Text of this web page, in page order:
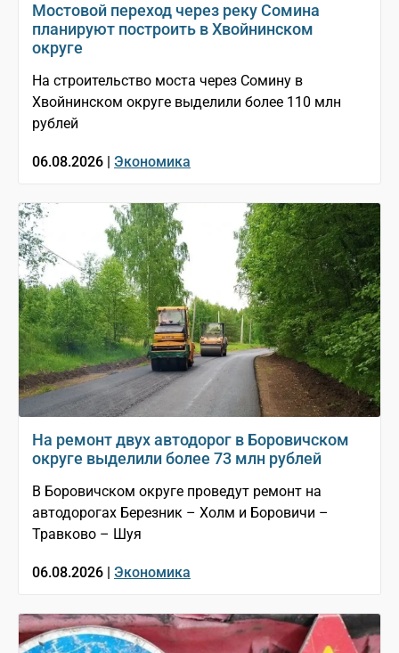
Мостовой переход через реку Сомина
планируют построить в Хвойнинском
округе
На строительство моста через Сомину в
Хвойнинском округе выделили более 110 млн
рублей
06.08.2026 | Экономика
На ремонт двух автодорог в Боровичском
округе выделили более 73 млн рублей
В Боровичском округе проведут ремонт на
автодорогах Березник – Холм и Боровичи –
Травково – Шуя
06.08.2026 | Экономика